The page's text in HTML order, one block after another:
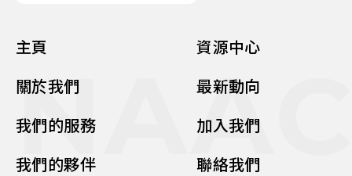
主頁
關於我們
我們的服務
我們的夥伴
資源中心
最新動向
加入我們
聯絡我們